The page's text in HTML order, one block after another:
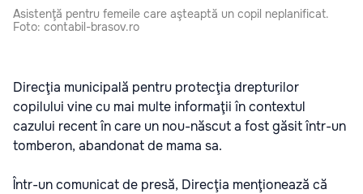
Asistenţă pentru femeile care aşteaptă un copil neplanificat.
Foto: contabil-brasov.ro
Direcţia municipală pentru protecţia drepturilor
copilului vine cu mai multe informaţii în contextul
cazului recent în care un nou-născut a fost găsit într-un
tomberon, abandonat de mama sa.
Într-un comunicat de presă, Direcţia menţionează că